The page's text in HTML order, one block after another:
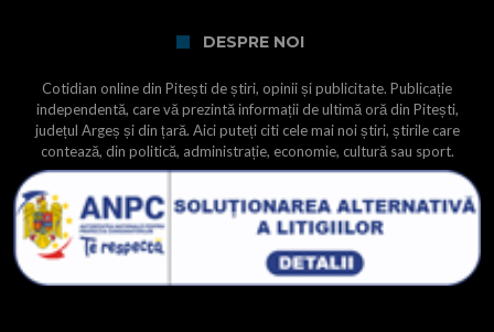
DESPRE NOI
Cotidian online din Pitești de știri, opinii și publicitate. Publicație
independentă, care vă prezintă informații de ultimă oră din Pitești,
județul Argeș și din țară. Aici puteți citi cele mai noi știri, știrile care
contează, din politică, administrație, economie, cultură sau sport.